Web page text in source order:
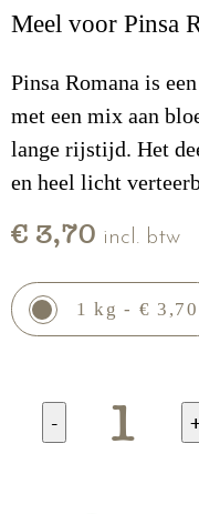
Meel voor Pinsa
Pinsa Romana is
met een mix aan
lange rijstijd. Het
en heel licht
€ 3,70 incl. btw
1 kg - € 3,70
-